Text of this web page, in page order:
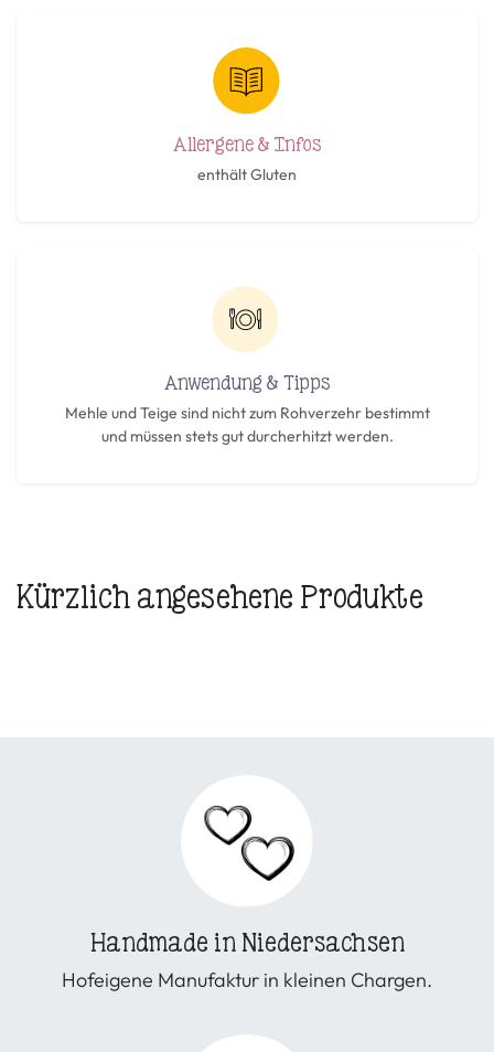
Allergene & Infos
enthält Gluten
Anwendung & Tipps
Mehle und Teige sind nicht zum Rohverzehr bestimmt
und müssen stets gut durcherhitzt werden.
Kürzlich angesehene Produkte
Handmade in Niedersachsen
Hofeigene Manufaktur in kleinen Chargen.